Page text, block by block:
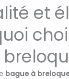
et
bague à